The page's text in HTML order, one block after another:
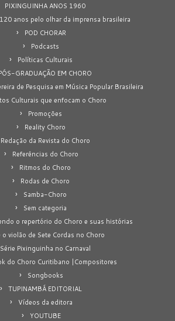
PIXINGUINHA ANOS 1960
anos pelo olhar da imprensa brasileira
POD CHORAR
Podcasts
Políticas Culturais
GRADUAÇÃO EM CHORO
de Pesquisa em Música Popular Brasileira
Culturais que enfocam o Choro
Promoções
Reality Choro
Redação da Revista do Choro
Referências do Choro
Ritmos do Choro
Rodas de Choro
Samba-Choro
Sem categoria
o repertório do Choro e suas histórias
o violão de Sete Cordas no Choro
Série Pixinguinha no Carnaval
do Choro Curitibano |Compositores
Songbooks
TUPINAMBÁ EDITORIAL
Vídeos da editora
YOUTUBE